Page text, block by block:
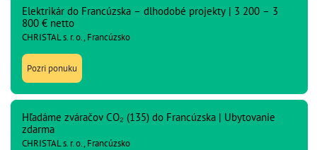
Elektrikár do Francúzska – dlhodobé projekty | 3 200 – 3
800 € netto
CHRISTAL s. r. o., Francúzsko
Pozri ponuku
Hľadáme zváračov CO₂ (135) do Francúzska | Ubytovanie
zdarma
CHRISTAL s. r. o., Francúzsko